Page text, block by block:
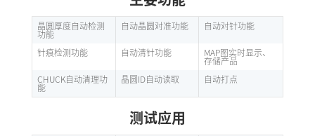
晶圆厚度自动检测
功能
自动晶圆对准功能 自动对针功能
针痕检测功能 自动清针功能 MAP图实时显示、
存储产品
CHUCK自动清理功
能
晶圆ID自动读取 自动打点
测试应用